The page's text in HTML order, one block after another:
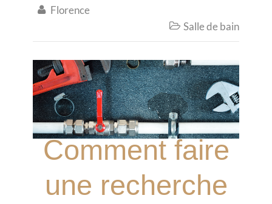
 Florence
 Salle de bain
Comment faire
une recherche